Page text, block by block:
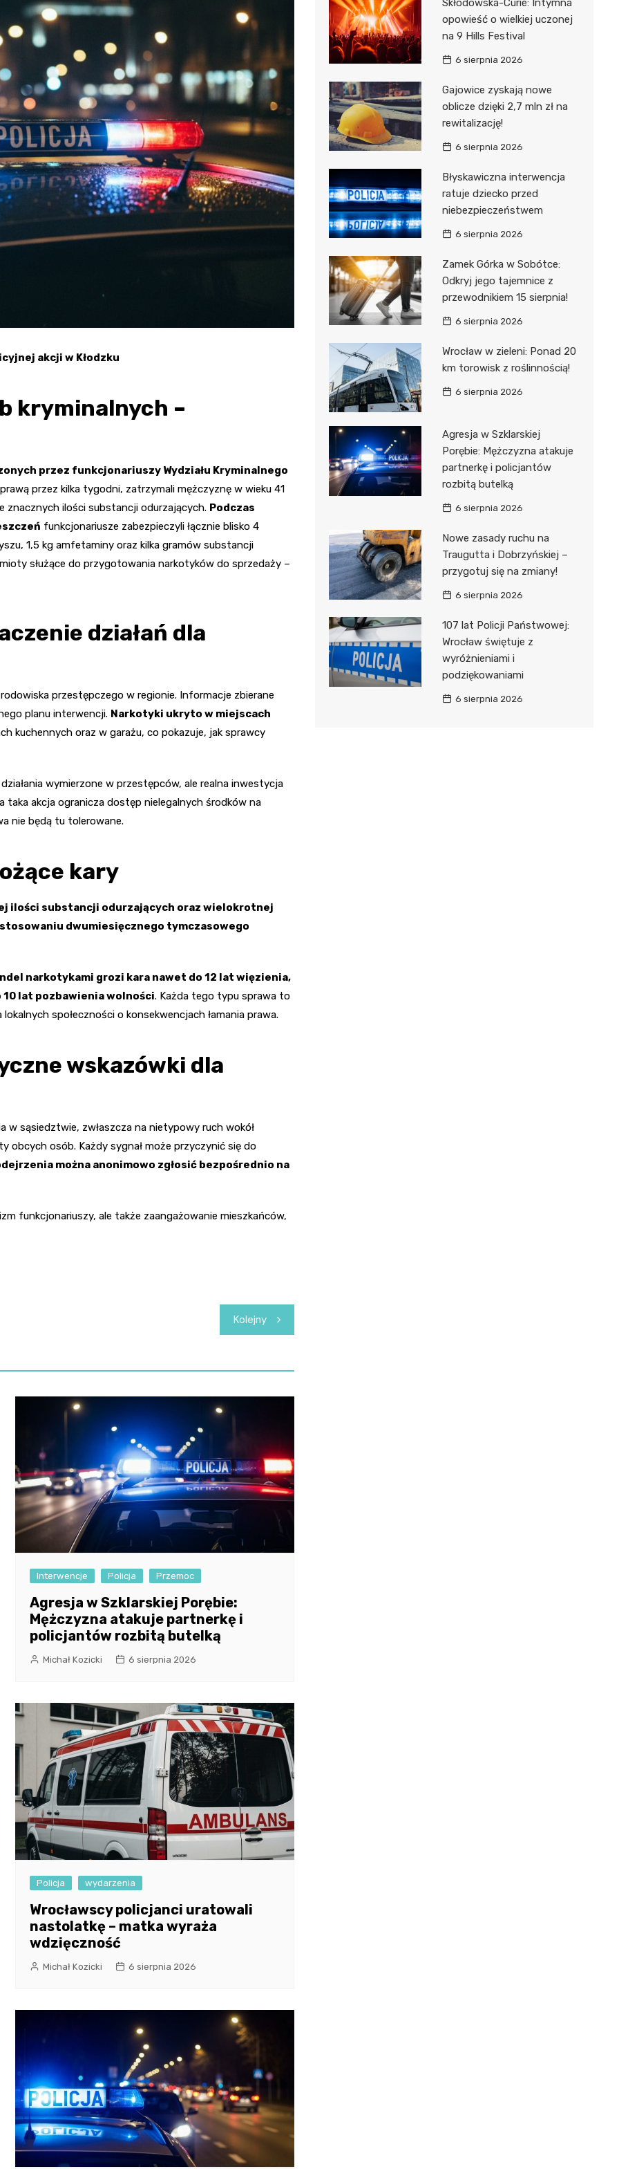
Poczta
akcji w Kłodzku
kryminalnych –
przez funkcjonariuszy Wydziału Kryminalnego
przez kilka tygodni, zatrzymali mężczyznę w wieku 41
znacznych ilości substancji odurzających. Podczas
funkcjonariusze zabezpieczyli łącznie blisko 4
1,5 kg amfetaminy oraz kilka gramów substancji
służące do przygotowania narkotyków do sprzedaży –
działań dla
przestępczego w regionie. Informacje zbierane
planu interwencji. Narkotyki ukryto w miejscach
kuchennych oraz w garażu, co pokazuje, jak sprawcy
wymierzone w przestępców, ale realna inwestycja
taka akcja ogranicza dostęp nielegalnych środków na
nie będą tu tolerowane.
kary
ilości substancji odurzających oraz wielokrotnej
dwumiesięcznego tymczasowego
narkotykami grozi kara nawet do 12 lat więzienia,
lat pozbawienia wolności. Każda tego typu sprawa to
społeczności o konsekwencjach łamania prawa.
wskazówki dla
w sąsiedztwie, zwłaszcza na nietypowy ruch wokół
obcych osób. Każdy sygnał może przyczynić się do
można anonimowo zgłosić bezpośrednio na
funkcjonariuszy, ale także zaangażowanie mieszkańców,
Kolejny
Interwencje Policja Przemoc
Agresja w Szklarskiej Porębie:
Mężczyzna atakuje partnerkę i
policjantów rozbitą butelką
Michał Kozicki 6 sierpnia 2026
Policja wydarzenia
Wrocławscy policjanci uratowali
nastolatkę – matka wyraża
wdzięczność
Michał Kozicki 6 sierpnia 2026
Skłodowska-Curie: Intymna
opowieść o wielkiej uczonej
na 9 Hills Festival
6 sierpnia 2026
Gajowice zyskają nowe
oblicze dzięki 2,7 mln zł na
rewitalizację!
6 sierpnia 2026
Błyskawiczna interwencja
ratuje dziecko przed
niebezpieczeństwem
6 sierpnia 2026
Zamek Górka w Sobótce:
Odkryj jego tajemnice z
przewodnikiem 15 sierpnia!
6 sierpnia 2026
Wrocław w zieleni: Ponad 20
km torowisk z roślinnością!
6 sierpnia 2026
Agresja w Szklarskiej
Porębie: Mężczyzna atakuje
partnerkę i policjantów
rozbitą butelką
6 sierpnia 2026
Nowe zasady ruchu na
Traugutta i Dobrzyńskiej –
przygotuj się na zmiany!
6 sierpnia 2026
107 lat Policji Państwowej:
Wrocław świętuje z
wyróżnieniami i
podziękowaniami
6 sierpnia 2026